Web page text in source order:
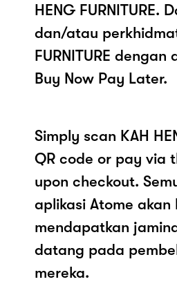
HENG FURNITURE.
dan/atau
FURNITURE dengan
Buy Now Pay Later.
Simply scan KAH
QR code or pay via
upon checkout.
aplikasi Atome akan
mendapatkan
datang pada
mereka.